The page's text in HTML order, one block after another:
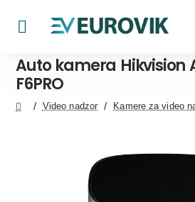
Auto kamera Hikvision
F6PRO
Video nadzor Kamere za video